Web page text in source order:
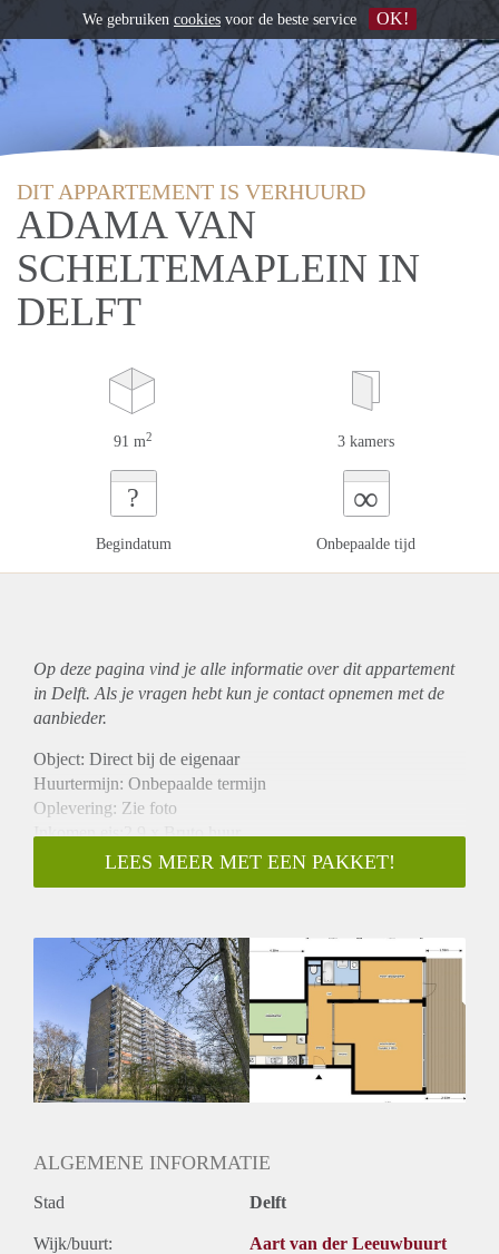
DIT APPARTEMENT IS VERHUURD
ADAMA VAN
SCHELTEMAPLEIN IN
DELFT
91 m2 3 kamers
?
Begindatum
∞
Onbepaalde tijd
Op deze pagina vind je alle informatie over ditappartement
in Delft. Als je vragen hebt kun je contact opnemen met de
aanbieder.
Object: Direct bij de eigenaar
Huurtermijn: Onbepaalde termijn
Oplevering: Zie foto
Inkomen eis:2,9 x Bruto huur
Garantiestelling mogelijk: Ja
Borg: 1 Maand
Huisdieren toegestaan: Afhankelijk van de Eigenaar
Huurtoeslag grens: Nee
Geschikt voor studenten: Afhankelijk van de Eigenaar
LEES MEER MET EEN PAKKET!
ALGEMENE INFORMATIE
Stad Delft
Wijk/buurt: Aart van der Leeuwbuurt
We gebruiken cookies voor de beste service OK!